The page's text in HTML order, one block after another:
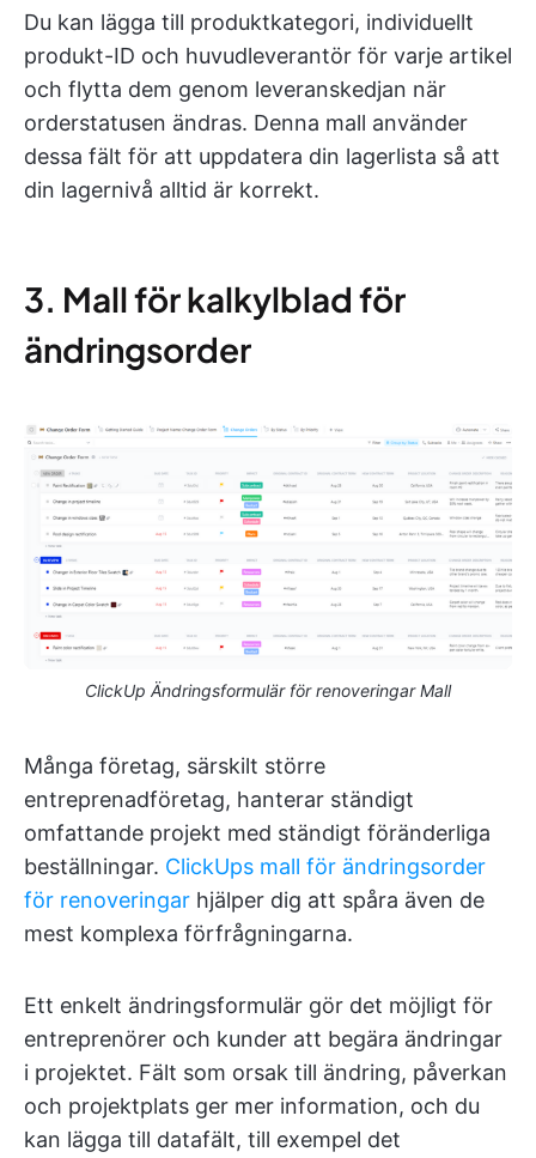
Du kan lägga till produktkategori, individuellt
produkt-ID och huvudleverantör för varje artikel
och flytta dem genom leveranskedjan när
orderstatusen ändras. Denna mall använder
dessa fält för att uppdatera din lagerlista så att
din lagernivå alltid är korrekt.
3. Mall för kalkylblad för
ändringsorder
ClickUp Ändringsformulär för renoveringar Mall
Många företag, särskilt större
entreprenadföretag, hanterar ständigt
omfattande projekt med ständigt föränderliga
beställningar. ClickUps mall för ändringsorder
för renoveringar hjälper dig att spåra även de
mest komplexa förfrågningarna.
Ett enkelt ändringsformulär gör det möjligt för
entreprenörer och kunder att begära ändringar
i projektet. Fält som orsak till ändring, påverkan
och projektplats ger mer information, och du
kan lägga till datafält, till exempel det